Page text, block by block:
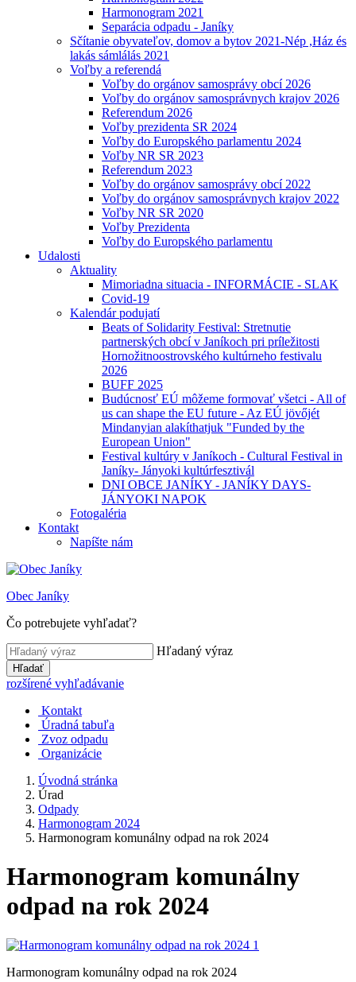
Harmonogram 2021
Separácia odpadu - Janíky
Sčítanie obyvateľov, domov a bytov 2021-Nép ,Ház és
lakás sámlálás 2021
Voľby a referendá
Voľby do orgánov samosprávy obcí 2026
Voľby do orgánov samosprávnych krajov 2026
Referendum 2026
Voľby prezidenta SR 2024
Voľby do Europského parlamentu 2024
Voľby NR SR 2023
Referendum 2023
Voľby do orgánov samosprávy obcí 2022
Voľby do orgánov samosprávnych krajov 2022
Voľby NR SR 2020
Voľby Prezidenta
Voľby do Europského parlamentu
Udalosti
Aktuality
Mimoriadna situacia - INFORMÁCIE - SLAK
Covid-19
Kalendár podujatí
Beats of Solidarity Festival: Stretnutie
partnerských obcí v Janíkoch pri príležitosti
Hornožitnoostrovského kultúrneho festivalu
2026
BUFF 2025
Budúcnosť EÚ môžeme formovať všetci - All of
us can shape the EU future - Az EÚ jövőjét
Mindanyian alakíthatjuk "Funded by the
European Union"
Festival kultúry v Janíkoch - Cultural Festival in
Janíky- Jányoki kultúrfesztivál
DNI OBCE JANÍKY - JANÍKY DAYS-
JÁNYOKI NAPOK
Fotogaléria
Kontakt
Napíšte nám
Obec Janíky
Čo potrebujete vyhľadať?
Hľadaný výraz
Hľadať
rozšírené vyhľadávanie
Kontakt
Úradná tabuľa
Zvoz odpadu
Organizácie
Úvodná stránka
Úrad
Odpady
Harmonogram 2024
Harmonogram komunálny odpad na rok 2024
Harmonogram komunálny
odpad na rok 2024
Harmonogram komunálny odpad na rok 2024